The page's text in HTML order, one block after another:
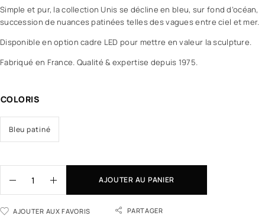
Simple et pur, la collection Unis se décline en bleu, sur fond d’océan,
succession de nuances patinées telles des vagues entre ciel et mer.
Disponible en option cadre LED pour mettre en valeur la sculpture.
Fabriqué en France. Qualité & expertise depuis 1975.
COLORIS
Bleu patiné
AJOUTER AU PANIER
AJOUTER AUX FAVORIS PARTAGER